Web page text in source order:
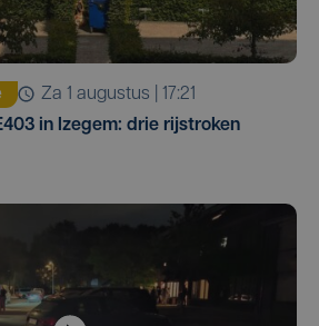
za 1 augustus | 17:21
in Izegem: drie rijstroken